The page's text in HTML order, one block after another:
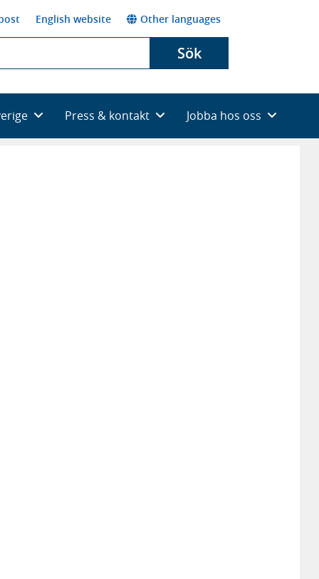
English website Other languages
Sök
Press & kontakt Jobba hos oss